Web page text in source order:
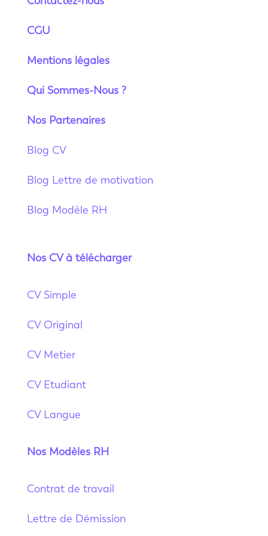
CGU
Mentions légales
Qui Sommes-Nous ?
Nos Partenaires
Blog CV
Blog Lettre de motivation
Blog Modèle RH
Nos CV à télécharger
CV Simple
CV Original
CV Metier
CV Etudiant
CV Langue
Nos Modèles RH
Contrat de travail
Lettre de Démission